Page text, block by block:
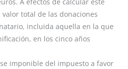
total de las donaciones
incluida aquella en la que
en los cinco años
imponible del impuesto a favor